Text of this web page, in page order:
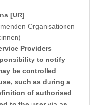
[UR]
Organisationen
Providers
to notify
be controlled
such as during a
of authorised